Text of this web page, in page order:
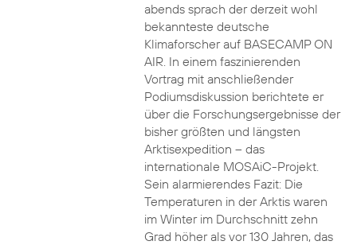
abends sprach der derzeit wohl
bekannteste deutsche
Klimaforscher auf BASECAMP ON
AIR. In einem faszinierenden
Vortrag mit anschließender
Podiumsdiskussion berichtete er
über die Forschungsergebnisse der
bisher größten und längsten
Arktisexpedition – das
internationale MOSAiC-Projekt.
Sein alarmierendes Fazit: Die
Temperaturen in der Arktis waren
im Winter im Durchschnitt zehn
Grad höher als vor 130 Jahren, das